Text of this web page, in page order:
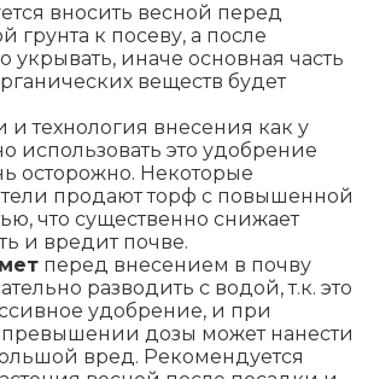
вносить весной перед
грунта к посеву, а после
укрывать, иначе основная часть
веществ будет
и технология внесения как у
использовать это удобрение
осторожно. Некоторые
продают торф с повышенной
что существенно снижает
и вредит почве.
перед внесением в почву
разводить с водой, т.к. это
удобрение, и при
дозы может нанести
вред. Рекомендуется